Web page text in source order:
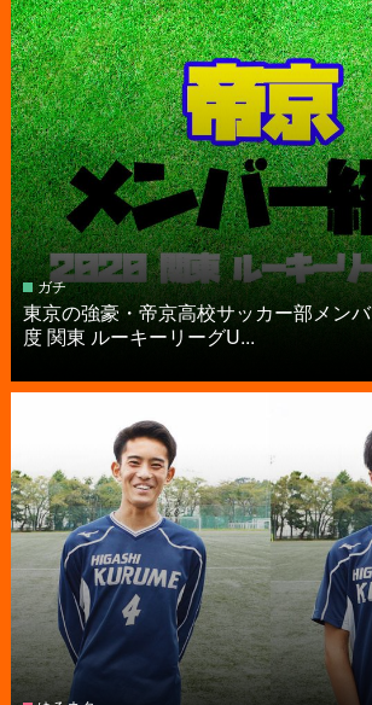
ガチ
東京の強豪・帝京高校サッカー部メン
度 関東 ルーキーリーグU...